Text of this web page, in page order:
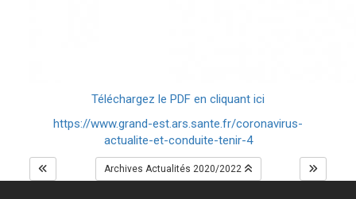
Téléchargez le PDF en cliquant ici
https://www.grand-est.ars.sante.fr/coronavirus-
actualite-et-conduite-tenir-4
Archives Actualités 2020/2022